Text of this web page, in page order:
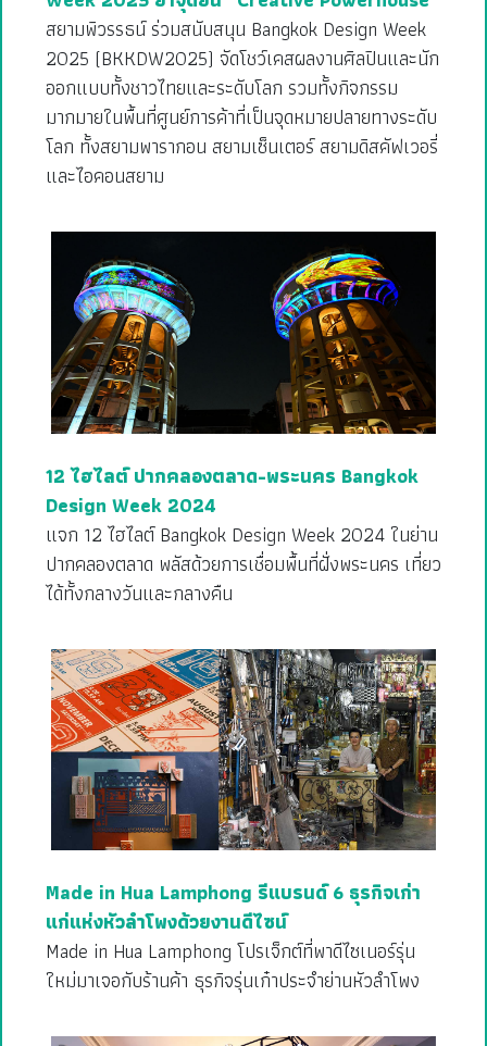
สยามพิวรรธน์ ร่วมสนับสนุน Bangkok Design Week
2025 (BKKDW2025) จัดโชว์เคสผลงานศิลปินและนัก
ออกแบบทั้งชาวไทยและระดับโลก รวมทั้งกิจกรรม
มากมายในพื้นที่ศูนย์การค้าที่เป็นจุดหมายปลายทางระดับ
โลก ทั้งสยามพารากอน สยามเซ็นเตอร์ สยามดิสคัฟเวอรี่
และไอคอนสยาม
12 ไฮไลต์ ปากคลองตลาด-พระนคร Bangkok
Design Week 2024
แจก 12 ไฮไลต์ Bangkok Design Week 2024 ในย่าน
ปากคลองตลาด พลัสด้วยการเชื่อมพื้นที่ฝั่งพระนคร เที่ยว
ได้ทั้งกลางวันและกลางคืน
Made in Hua Lamphong รีแบรนด์ 6 ธุรกิจเก่า
แก่แห่งหัวลำโพงด้วยงานดีไซน์
Made in Hua Lamphong โปรเจ็กต์ที่พาดีไซเนอร์รุ่น
ใหม่มาเจอกับร้านค้า ธุรกิจรุ่นเก๋าประจำย่านหัวลำโพง